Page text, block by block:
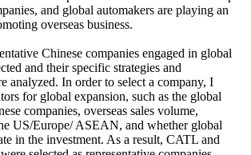
and global automakers are playing an
overseas business.
Chinese companies engaged in global
and their specific strategies and
analyzed. In order to select a company, I
for global expansion, such as the global
companies, overseas sales volume,
US/Europe/ ASEAN, and whether global
in the investment. As a result, CATL and